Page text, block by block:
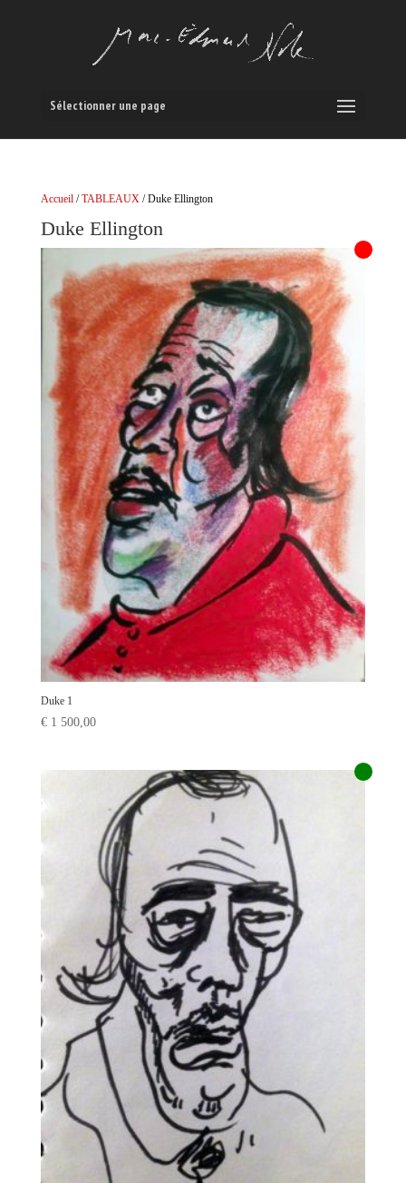
Sélectionner une page
Accueil/TABLEAUX/ Duke Ellington
Duke Ellington
Duke 1
€1 500,00